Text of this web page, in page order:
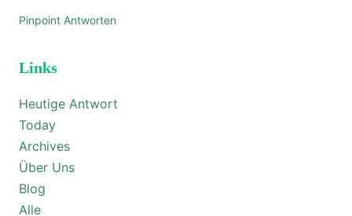
Pinpoint Antworten
Links
Heutige Antwort
Today
Archives
Über Uns
Blog
Alle